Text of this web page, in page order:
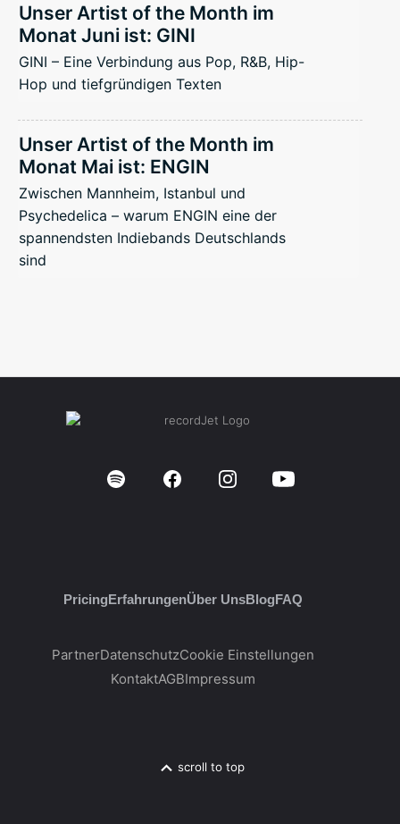
Unser Artist of the Month im
Monat Juni ist: GINI
GINI – Eine Verbindung aus Pop, R&B, Hip-
Hop und tiefgründigen Texten
Unser Artist of the Month im
Monat Mai ist: ENGIN
Zwischen Mannheim, Istanbul und
Psychedelica – warum ENGIN eine der
spannendsten Indiebands Deutschlands
sind
PricingErfahrungenÜber UnsBlogFAQ
PartnerDatenschutzCookie Einstellungen
KontaktAGBImpressum
scroll to top